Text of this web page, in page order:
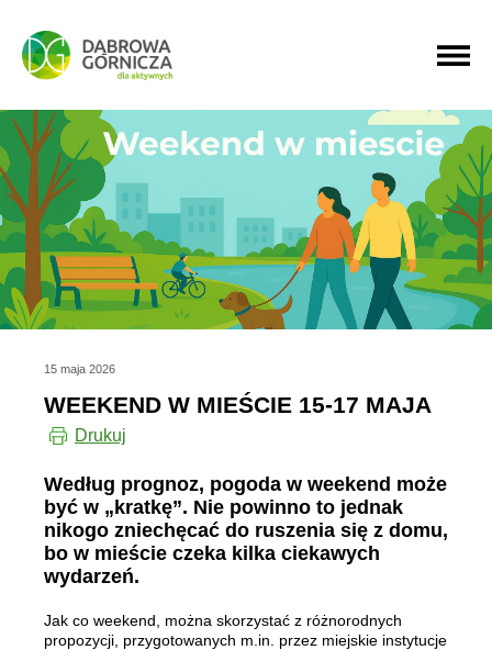
PRZEJDŹ DO MENU GŁÓWNEGO
PRZEJDŹ DO WYSZUKIWARKI
PRZEJDŹ DO TREŚCI
15 maja 2026
WEEKEND W MIEŚCIE 15-17 MAJA
Drukuj
Według prognoz, pogoda w weekend może
być w „kratkę”. Nie powinno to jednak
nikogo zniechęcać do ruszenia się z domu,
bo w mieście czeka kilka ciekawych
wydarzeń.
Jak co weekend, można skorzystać z różnorodnych
propozycji, przygotowanych m.in. przez miejskie instytucje